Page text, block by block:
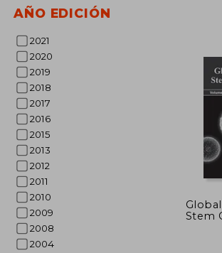
AÑO EDICIÓN
2021
2020
2019
2018
2017
2016
2015
2013
2012
2011
2010
2009
2008
2004
Stem